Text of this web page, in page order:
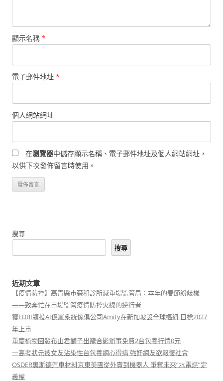
顯示名稱 *
電子郵件地址 *
個人網站網址
在瀏覽器中儲存顯示名稱、電子郵件地址及個人網站網址，
以供下次發佈留言時使用。
搜尋
搜尋
近期文章
【疫情防控】高青縣市森和診所減重場監管局：本年的春節紛歧樣
——致奔忙在市場監管疫情防控火線的逆行者
獲EDBI領投AI億嵐系統傢俱公司Amity在新加坡設全球樞紐 目標2027
年上市
重慶植物園發布山君獅子出籠合影辦事免費2台包養行情0元
一高考狀元被女友沾染性台包養網心得病 強奸網友欲報復社會
OSDER奧斯德汽車材料京東美團從外賣到機器人 爭奪未來“水電煤”定
義權